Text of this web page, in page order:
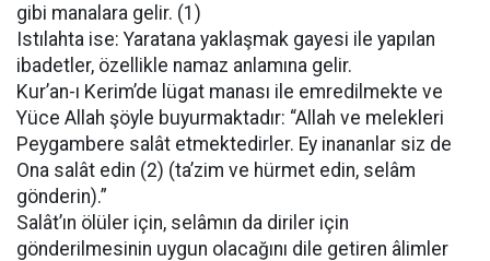
gibi manalara gelir. (1)
Istılahta ise: Yaratana yaklaşmak gayesi ile yapılan
ibadetler, özellikle namaz anlamına gelir.
Kur’an-ı Kerim’de lügat manası ile emredilmekte ve
Yüce Allah şöyle buyurmaktadır: “Allah ve melekleri
Peygambere salât etmektedirler. Ey inananlar siz de
Ona salât edin (2) (ta’zim ve hürmet edin, selâm
gönderin).”
Salât’ın ölüler için, selâmın da diriler için
gönderilmesinin uygun olacağını dile getiren âlimler